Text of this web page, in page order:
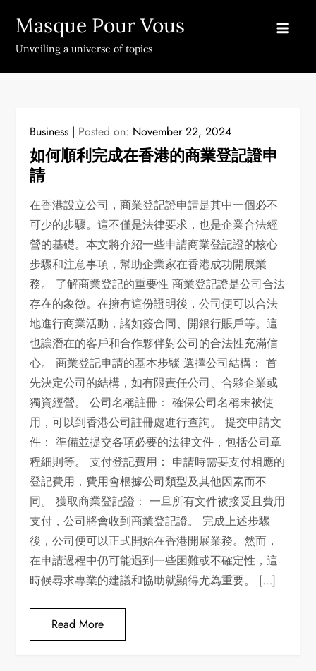
content
Masque Pour Vous
Unveiling a universe of topics
Business Posted on: November 22, 2024
如何順利完成在香港的商業登記證申
請
在香港設立公司，商業登記證申請是其中一個必不
可少的步驟。這不僅是法律要求，也是企業合法經
營的基礎。本文將介紹一些申請商業登記證的核心
步驟和注意事項，幫助企業家在香港成功開展業
務。 了解商業登記的重要性 商業登記證是公司合法
存在的象徵。在擁有這份證明後，公司便可以合法
地進行商業活動，諸如簽合同、開銀行賬戶等。這
也讓潛在的客戶和合作夥伴對公司的合法性充滿信
心。 商業登記申請的基本步驟 選擇公司結構： 首
先決定公司的結構，如有限責任公司、合夥企業或
獨資經營。 公司名稱註冊： 確保公司名稱未被使
用，可以到香港公司註冊處進行查詢。 提交申請文
件： 準備並提交各項必要的法律文件，包括公司章
程細則等。 支付登記費用： 申請時需要支付相應的
登記費用，費用會根據公司類型及其他因素而不
同。 獲取商業登記證： 一旦所有文件被接受且費用
支付，公司將會收到商業登記證。 完成上述步驟
後，公司便可以正式開始在香港開展業務。然而，
在申請過程中仍可能遇到一些困難或不確定性，這
時候尋求專業的建議和協助就顯得尤為重要。 […]
Read More